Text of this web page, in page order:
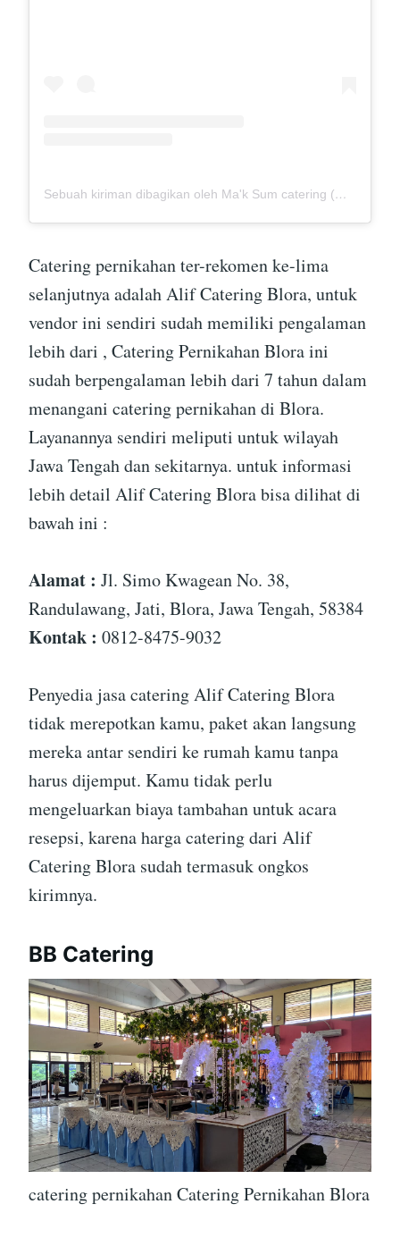
Sebuah kiriman dibagikan oleh Ma'k Sum catering (@mak_sumcatering)
Catering pernikahan ter-rekomen ke-lima
selanjutnya adalah Alif Catering Blora, untuk
vendor ini sendiri sudah memiliki pengalaman
lebih dari , Catering Pernikahan Blora ini
sudah berpengalaman lebih dari 7 tahun dalam
menangani catering pernikahan di Blora.
Layanannya sendiri meliputi untuk wilayah
Jawa Tengah dan sekitarnya. untuk informasi
lebih detail Alif Catering Blora bisa dilihat di
bawah ini :
Alamat : Jl. Simo Kwagean No. 38,
Randulawang, Jati, Blora, Jawa Tengah, 58384
Kontak : 0812-8475-9032
Penyedia jasa catering Alif Catering Blora
tidak merepotkan kamu, paket akan langsung
mereka antar sendiri ke rumah kamu tanpa
harus dijemput. Kamu tidak perlu
mengeluarkan biaya tambahan untuk acara
resepsi, karena harga catering dari Alif
Catering Blora sudah termasuk ongkos
kirimnya.
BB Catering
catering pernikahan Catering Pernikahan Blora